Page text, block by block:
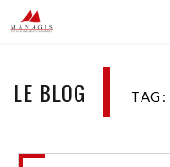
LE BLOG TAG: